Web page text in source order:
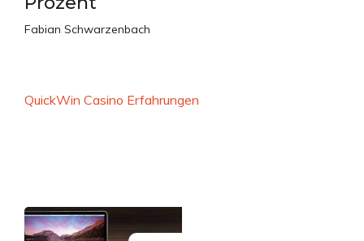
Fabian Schwarzenbach
QuickWin Casino Erfahrungen